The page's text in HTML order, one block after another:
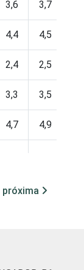
3,6 3,7
4,4 4,5
2,4 2,5
3,3 3,5
4,7 4,9
próxima